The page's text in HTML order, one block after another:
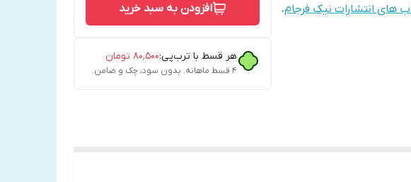
های انتشارات نیک فرجام،
افزودن به سبد خرید
هر قسط با ترب‌پی:۸۰٬۵۰۰ تومان
۴ قسط ماهانه. بدون سود، چک و ضامن.